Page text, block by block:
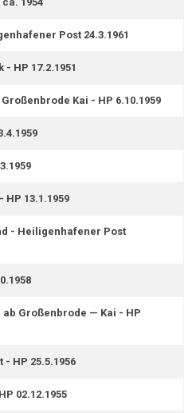
Post 24.3.1961
HP 17.2.1951
Kai - HP 6.10.1959
13.1.1959
- Heiligenhafener Post
Großenbrode — Kai - HP
HP 25.5.1956
02.12.1955